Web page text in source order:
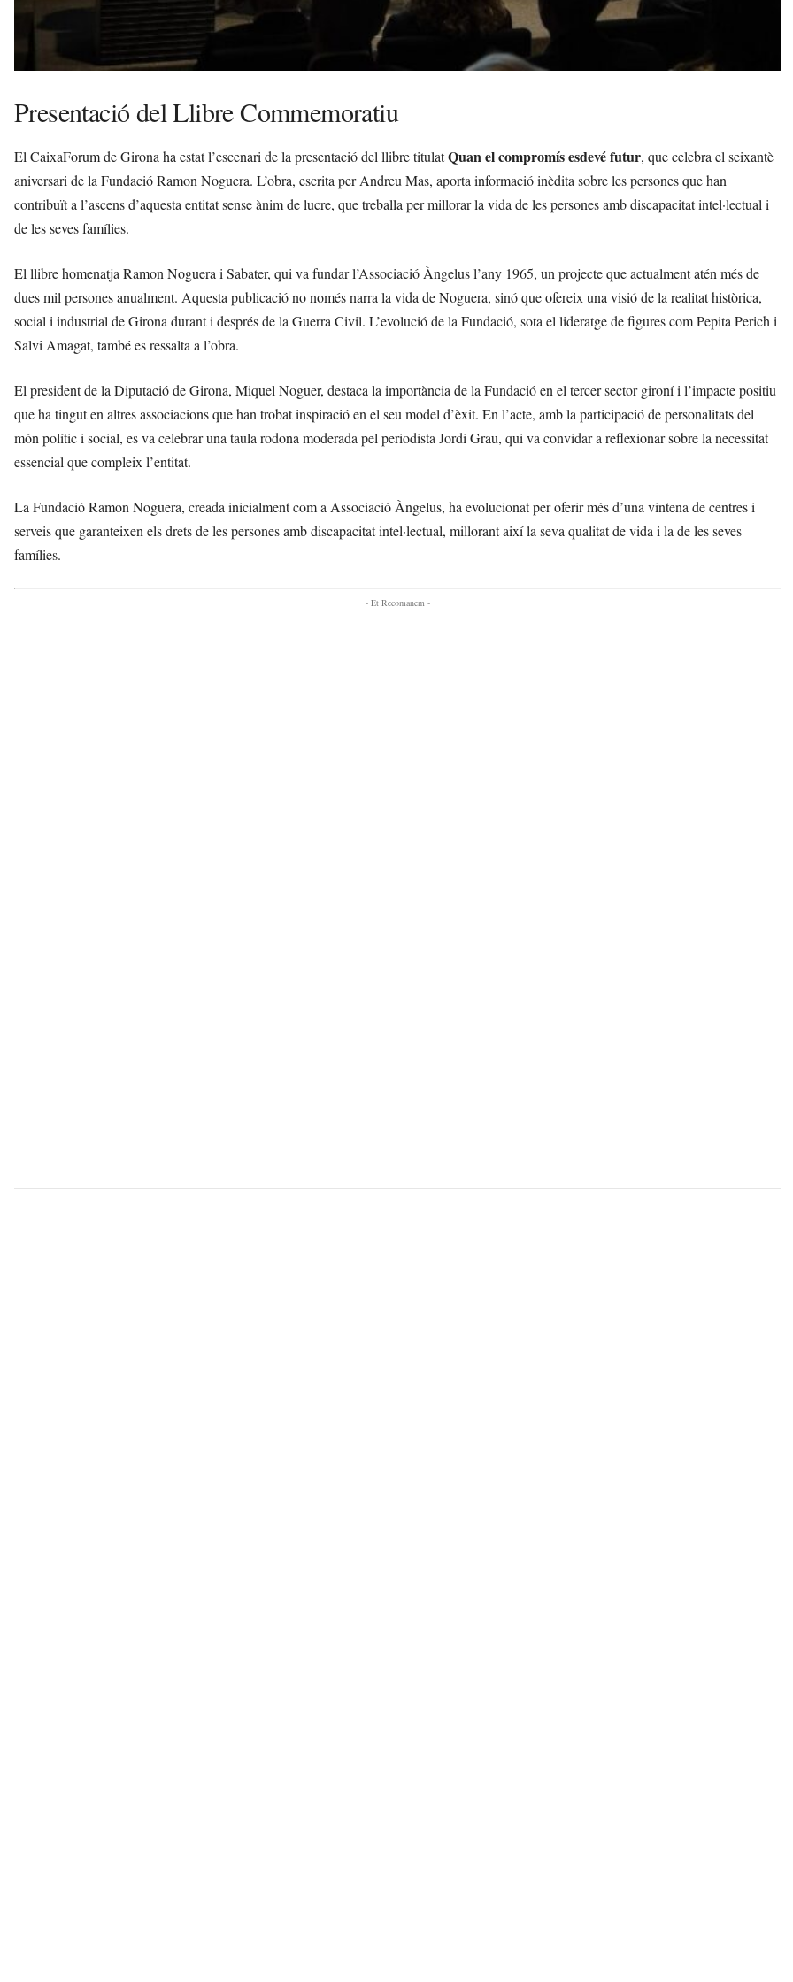
Presentació del Llibre Commemoratiu
El CaixaForum de Girona ha estat l’escenari de la presentació del llibre titulatQuan el compromís esdevé futur, que celebra el seixantè
aniversari de la Fundació Ramon Noguera. L’obra, escrita per Andreu Mas, aporta informació inèdita sobre les persones que han
contribuït a l’ascens d’aquesta entitat sense ànim de lucre, que treballa per millorar la vida de les persones amb discapacitat intel·lectual i
de les seves famílies.
El llibre homenatja Ramon Noguera i Sabater, qui va fundar l’Associació Àngelus l’any 1965, un projecte que actualment atén més de
dues mil persones anualment. Aquesta publicació no només narra la vida de Noguera, sinó que ofereix una visió de la realitat històrica,
social i industrial de Girona durant i després de la Guerra Civil. L’evolució de la Fundació, sota el lideratge de figures com Pepita Perich i
Salvi Amagat, també es ressalta a l’obra.
El president de la Diputació de Girona, Miquel Noguer, destaca la importància de la Fundació en el tercer sector gironí i l’impacte positiu
que ha tingut en altres associacions que han trobat inspiració en el seu model d’èxit. En l’acte, amb la participació de personalitats del
món polític i social, es va celebrar una taula rodona moderada pel periodista Jordi Grau, qui va convidar a reflexionar sobre la necessitat
essencial que compleix l’entitat.
La Fundació Ramon Noguera, creada inicialment com a Associació Àngelus, ha evolucionat per oferir més d’una vintena de centres i
serveis que garanteixen els drets de les persones amb discapacitat intel·lectual, millorant així la seva qualitat de vida i la de les seves
famílies.
- Et Recomanem -